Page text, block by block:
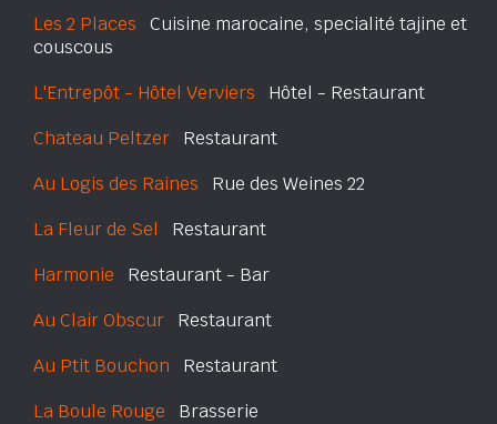
Les 2 Places Cuisine marocaine, specialité tajine et
couscous
L'Entrepôt - Hôtel Verviers Hôtel - Restaurant
Chateau Peltzer Restaurant
Au Logis des Raines Rue des Weines 22
La Fleur de Sel Restaurant
Harmonie Restaurant - Bar
Au Clair Obscur Restaurant
Au Ptit Bouchon Restaurant
La Boule Rouge Brasserie